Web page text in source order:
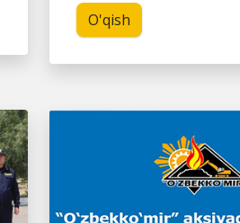
O'qish